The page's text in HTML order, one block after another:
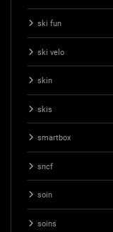
ski fun
ski velo
skin
skis
smartbox
sncf
soin
soins